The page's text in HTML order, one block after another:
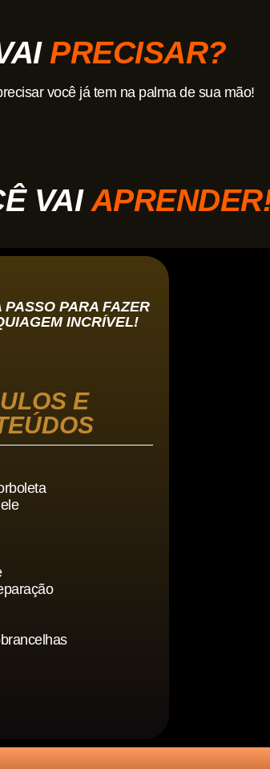
PRECISAR?
você já tem na palma de sua mão!
VAI
PASSO PARA FAZER
INCRÍVEL!
E